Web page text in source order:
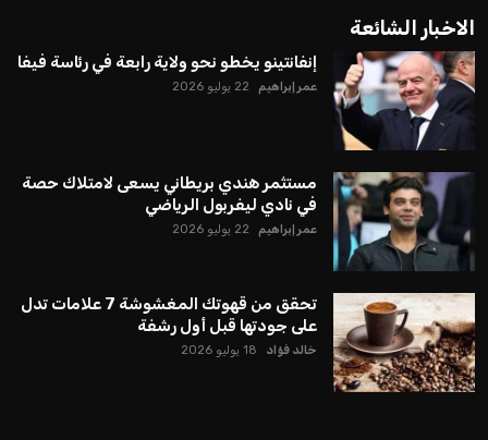
الاخبار الشائعة
إنفانتينو يخطو نحو ولاية رابعة في رئاسة فيفا
عمر إبراهيم 22 يوليو 2026
مستثمر هندي بريطاني يسعى لامتلاك حصة
في نادي ليفربول الرياضي
عمر إبراهيم 22 يوليو 2026
تحقق من قهوتك المغشوشة 7 علامات تدل
على جودتها قبل أول رشفة
خالد فؤاد 18 يوليو 2026